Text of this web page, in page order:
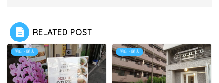
RELATED POST
開店・閉店 開店・閉店